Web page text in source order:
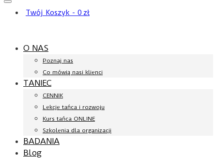
Twój Koszyk - 0 zł
O NAS
Poznaj nas
Co mówią nasi klienci
TANIEC
CENNIK
Lekcje tańca i rozwoju
Kurs tańca ONLINE
Szkolenia dla organizacji
BADANIA
Blog